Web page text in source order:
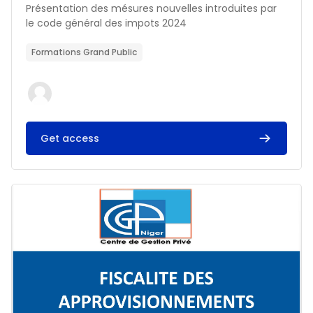
Résumé du cours :
Présentation des mésures nouvelles introduites par
le code général des impots 2024
Formations Grand Public
Get access
Image du cours FISCALITE DES APPROVISIONNEMENTS